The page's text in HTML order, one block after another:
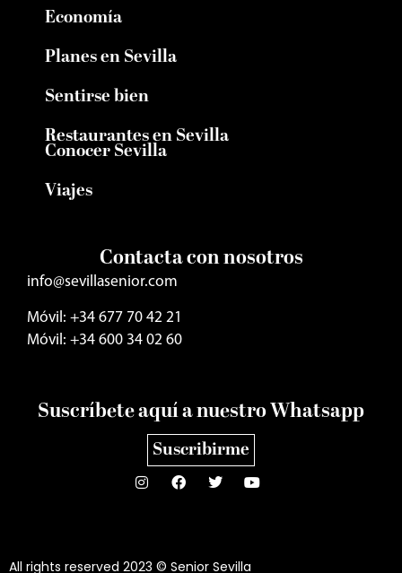
Economía
Planes en Sevilla
Sentirse bien
Restaurantes en Sevilla
Conocer Sevilla
Viajes
Contacta con nosotros
info@sevillasenior.com
Móvil: +34 677 70 42 21
Móvil: +34 600 34 02 60
Suscríbete aquí a nuestro Whatsapp
Suscribirme
All rights reserved 2023 © Senior Sevilla